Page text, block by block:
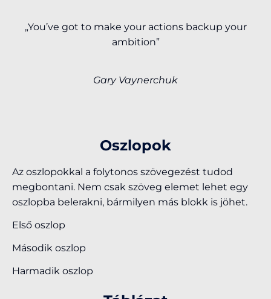
„You’ve got to make your actions backup your
ambition”
Gary Vaynerchuk
Oszlopok
Az oszlopokkal a folytonos szövegezést tudod
megbontani. Nem csak szöveg elemet lehet egy
oszlopba belerakni, bármilyen más blokk is jöhet.
Első oszlop
Második oszlop
Harmadik oszlop